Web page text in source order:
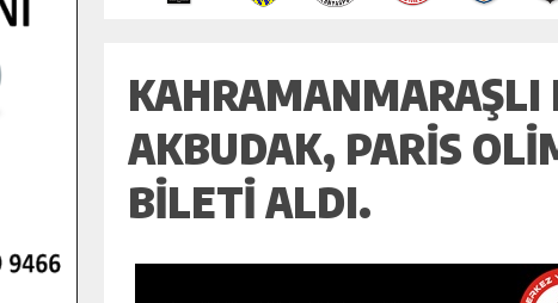
KAHRAMANMARAŞLI
AKBUDAK, PARIS
BILETI ALDI.